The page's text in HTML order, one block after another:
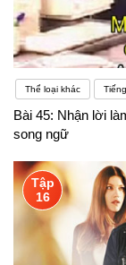
Thể loại khác
Bài 45: Nhận lời
song ngữ
Tập
16